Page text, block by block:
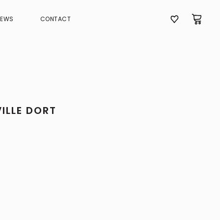
CONTACT
DORT